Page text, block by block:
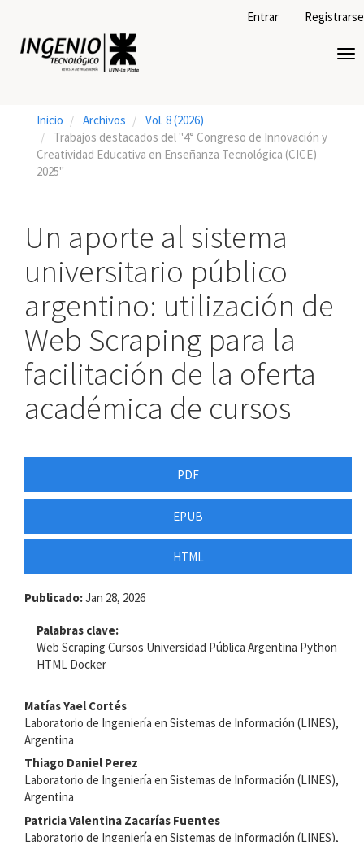
Contenido
principal
Entrar Registrarse
Inicio Archivos
Vol. 8 (2026)
Trabajos destacados del "4° Congreso de Innovación y
Creatividad Educativa en Enseñanza Tecnológica (CICE)
2025"
Un aporte al sistema
universitario público
argentino: utilización de
Web Scraping para la
facilitación de la oferta
académica de cursos
lateral
del
PDF
EPUB
HTML
Publicado:Jan 28, 2026
Palabras clave:
Web Scraping Cursos Universidad Pública Argentina Python
HTML Docker
Contenido
principal
del
artículo
Matías Yael Cortés
Laboratorio de Ingeniería en Sistemas de Información (LINES),
Argentina
Thiago Daniel Perez
Laboratorio de Ingeniería en Sistemas de Información (LINES),
Argentina
Patricia Valentina Zacarías Fuentes
Laboratorio de Ingeniería en Sistemas de Información (LINES),